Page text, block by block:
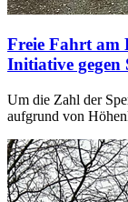
Freie Fahrt am
Initiative
Um die Zahl der
aufgrund von